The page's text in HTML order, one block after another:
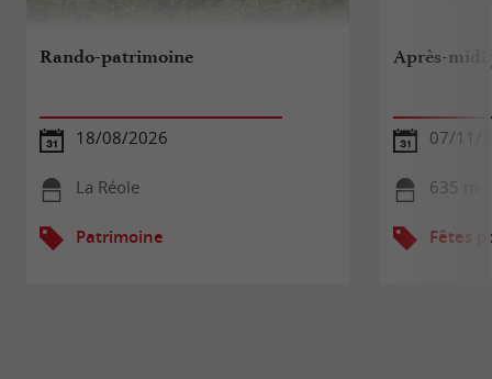
Rando-patrimoine
18/08/2026
La Réole
Patrimoine
Après-midi
07/11/
635 m -
Fêtes